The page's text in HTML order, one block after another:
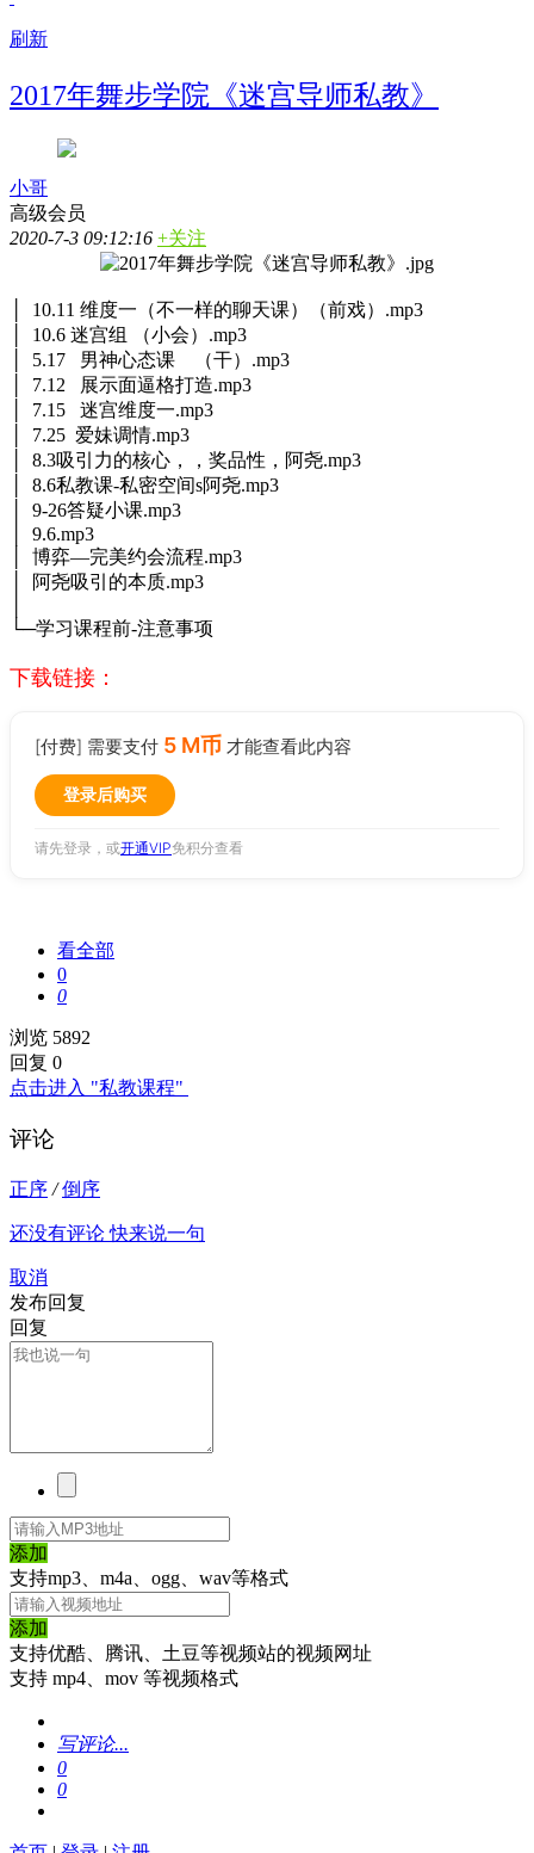
刷新
2017年舞步学院《迷宫导师私教》
小哥
高级会员
2020-7-3 09:12:16 +关注
│ 10.11 维度一（不一样的聊天课）（前戏）.mp3
│ 10.6 迷宫组 （小会）.mp3
│ 5.17 男神心态课 （干）.mp3
│ 7.12 展示面逼格打造.mp3
│ 7.15 迷宫维度一.mp3
│ 7.25 爱妹调情.mp3
│ 8.3吸引力的核心，，奖品性，阿尧.mp3
│ 8.6私教课-私密空间s阿尧.mp3
│ 9-26答疑小课.mp3
│ 9.6.mp3
│ 博弈—完美约会流程.mp3
│ 阿尧吸引的本质.mp3
└─学习课程前-注意事项
下载链接：
[付费] 需要支付 5 M币 才能查看此内容
登录后购买
请先登录，或开通VIP免积分查看
看全部
0
0
浏览 5892
回复 0
点击进入 "私教课程"
评论
正序 / 倒序
还没有评论 快来说一句
取消
发布回复
回复
添加
支持mp3、m4a、ogg、wav等格式
添加
支持优酷、腾讯、土豆等视频站的视频网址
支持 mp4、mov 等视频格式
写评论...
0
0